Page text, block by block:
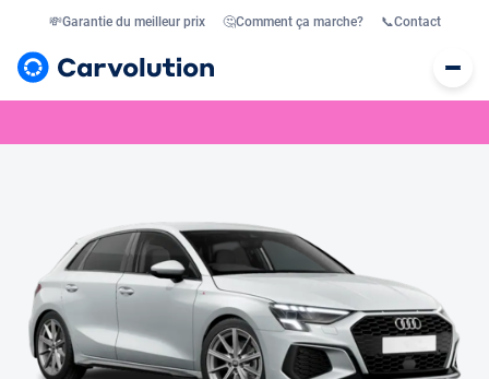
💸Garantie du meilleur prix 🤔Comment ça marche? 📞Contact